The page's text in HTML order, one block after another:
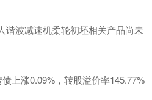
谐波减速机柔轮初坯相关产品尚未
上涨0.09%，转股溢价率145.77%